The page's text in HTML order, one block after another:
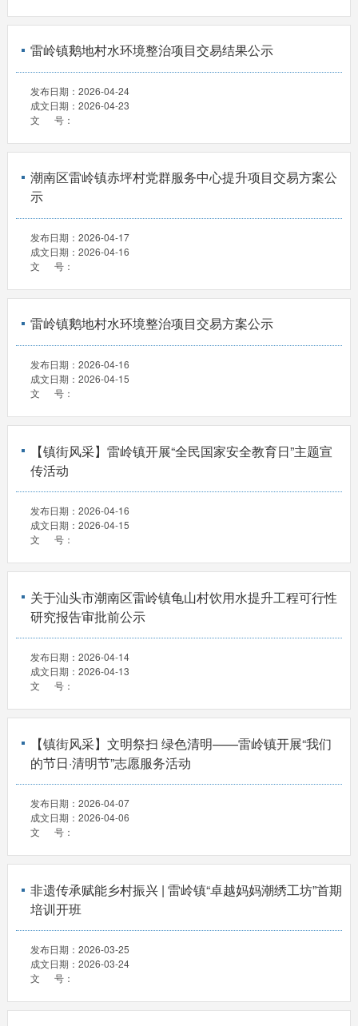
雷岭镇鹅地村水环境整治项目交易结果公示
发布日期： 2026-04-24
成文日期： 2026-04-23
文 号：
潮南区雷岭镇赤坪村党群服务中心提升项目交易方案公
示
发布日期： 2026-04-17
成文日期： 2026-04-16
文 号：
雷岭镇鹅地村水环境整治项目交易方案公示
发布日期： 2026-04-16
成文日期： 2026-04-15
文 号：
【镇街风采】雷岭镇开展“全民国家安全教育日”主题宣
传活动
发布日期： 2026-04-16
成文日期： 2026-04-15
文 号：
关于汕头市潮南区雷岭镇龟山村饮用水提升工程可行性
研究报告审批前公示
发布日期： 2026-04-14
成文日期： 2026-04-13
文 号：
【镇街风采】文明祭扫 绿色清明——雷岭镇开展“我们
的节日·清明节”志愿服务活动
发布日期： 2026-04-07
成文日期： 2026-04-06
文 号：
非遗传承赋能乡村振兴 | 雷岭镇“卓越妈妈潮绣工坊”首期
培训开班
发布日期： 2026-03-25
成文日期： 2026-03-24
文 号：